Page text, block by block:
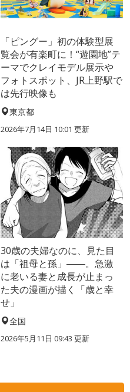
「ピングー」初の体験型展
覧会が有楽町に！“遊園地”テ
ーマでクレイモデル展示や
フォトスポット、JR上野駅で
は先行映像も
東京都
2026年7月14日 10:01 更新
30歳の夫婦なのに、見た目
は「祖母と孫」――。急激
に老いる妻と成長が止まっ
た夫の漫画が描く「歳と幸
せ」
全国
2026年5月11日 09:43 更新